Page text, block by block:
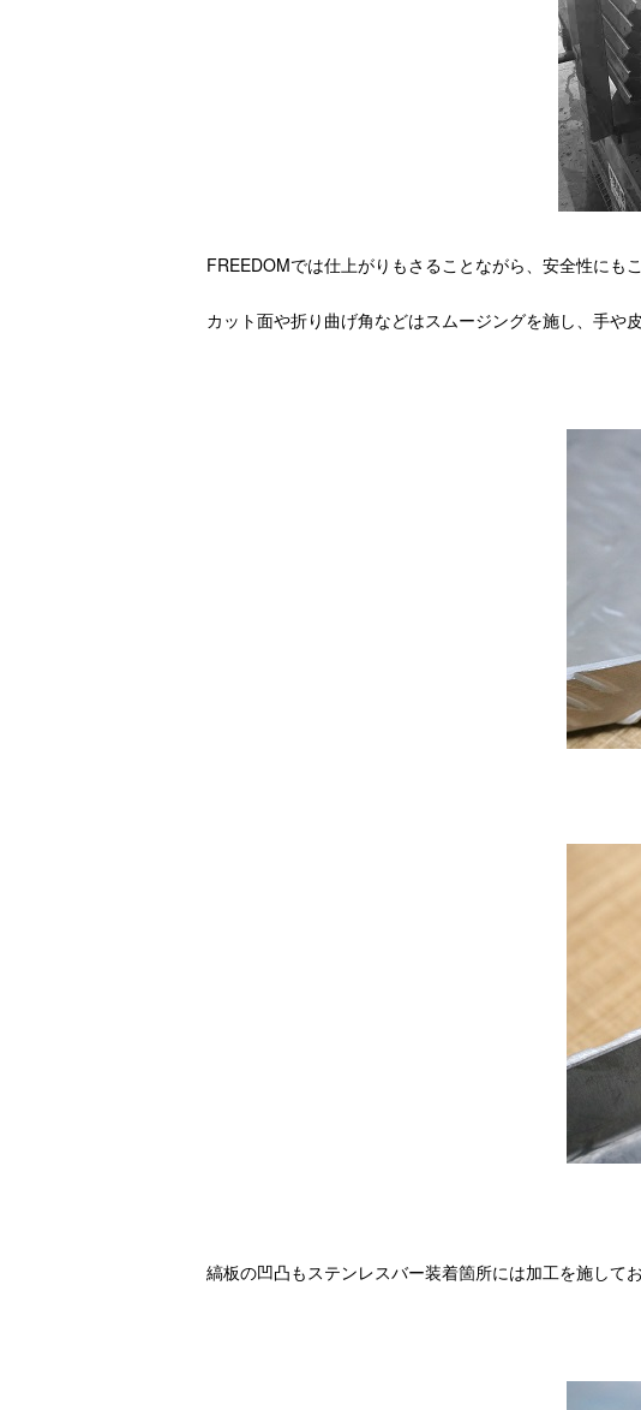
FREEDOMでは仕上がりもさることながら、安全性にもこ
カット面や折り曲げ角などはスムージングを施し、手や
縞板の凹凸もステンレスバー装着箇所には加工を施して